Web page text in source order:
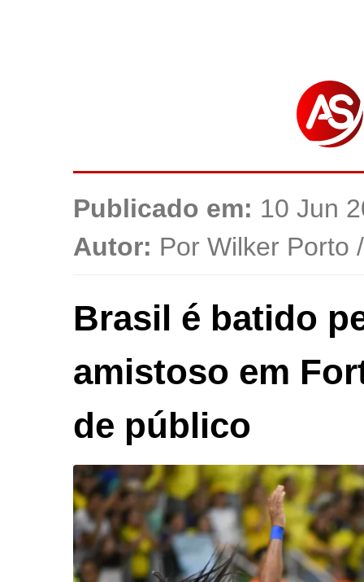
Publicado em: 10 Jun
Autor: Por Wilker Porto
Brasil é batido
amistoso em
de público